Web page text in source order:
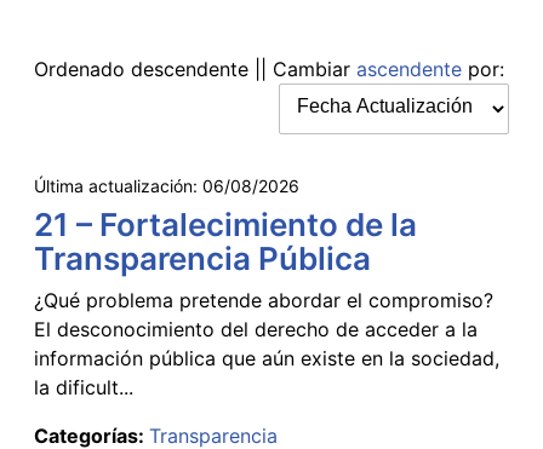
Ordenado descendente || Cambiar ascendente por:
Última actualización: 06/08/2026
21 – Fortalecimiento de la
Transparencia Pública
¿Qué problema pretende abordar el compromiso?
El desconocimiento del derecho de acceder a la
información pública que aún existe en la sociedad,
la dificult...
Categorías: Transparencia